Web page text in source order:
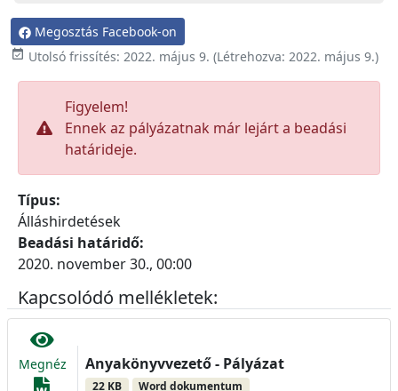
Megosztás Facebook-on
 Utolsó frissítés: 2022. május 9. (Létrehozva: 2022. május 9.)
Figyelem!
Ennek az pályázatnak már lejárt a beadási
határideje.
Típus:
Álláshirdetések
Beadási határidő:
2020. november 30., 00:00
Kapcsolódó mellékletek:
Megnéz Anyakönyvvezető - Pályázat
22 KB Word dokumentum